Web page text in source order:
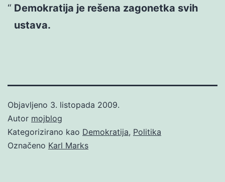
Demokratija je rešena zagonetka svih
ustava.
Objavljeno 3. listopada 2009.
Autor mojblog
Kategorizirano kao Demokratija, Politika
Označeno Karl Marks